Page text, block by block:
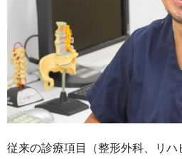
従来の診療項目（整形外科、リ